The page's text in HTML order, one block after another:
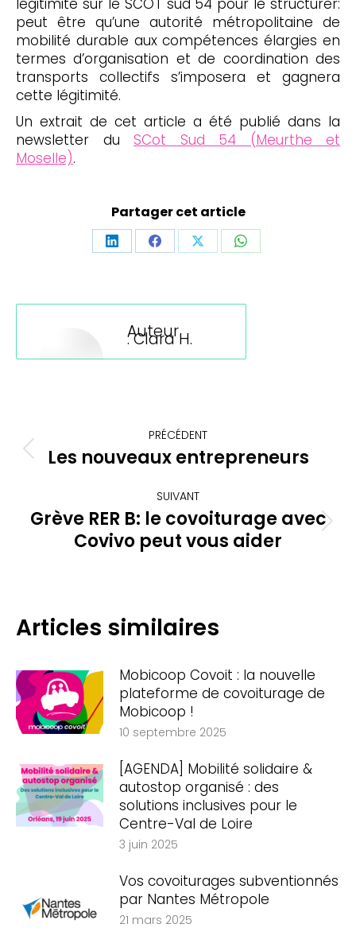
légitimité sur le SCOT sud 54 pour le structurer:
peut être qu’une autorité métropolitaine de
mobilité durable aux compétences élargies en
termes d’organisation et de coordination des
transports collectifs s’imposera et gagnera
cette légitimité.
Un extrait de cet article a été publié dans la
newsletter du SCot Sud 54 (Meurthe et
Moselle).
Partager cet article
PartagerPartagerPartagerPartager
Auteur
:Clara H.
Navigation
article PRÉCÉDENT
Article
précédent
:
Les nouveaux entrepreneurs
SUIVANT
Article
suivant
Grève RER B: le covoiturage avec
Covivo peut vous aider
Articles similaires
Mobicoop Covoit : la nouvelle
plateforme de covoiturage de
Mobicoop !
10 septembre 2025
[AGENDA] Mobilité solidaire &
autostop organisé : des
solutions inclusives pour le
Centre-Val de Loire
3 juin 2025
Vos covoiturages subventionnés
par Nantes Métropole
21 mars 2025